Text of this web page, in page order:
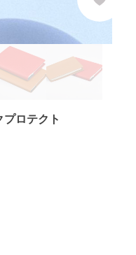
ロテクト